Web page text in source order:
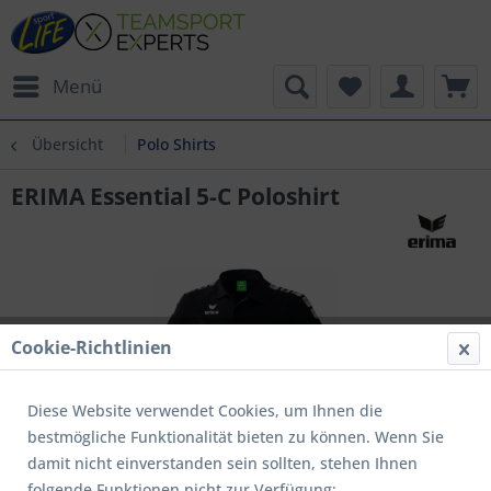
Menü
Übersicht Polo Shirts
ERIMA Essential 5-C Poloshirt
Cookie-Richtlinien
Diese Website verwendet Cookies, um Ihnen die
bestmögliche Funktionalität bieten zu können. Wenn Sie
damit nicht einverstanden sein sollten, stehen Ihnen